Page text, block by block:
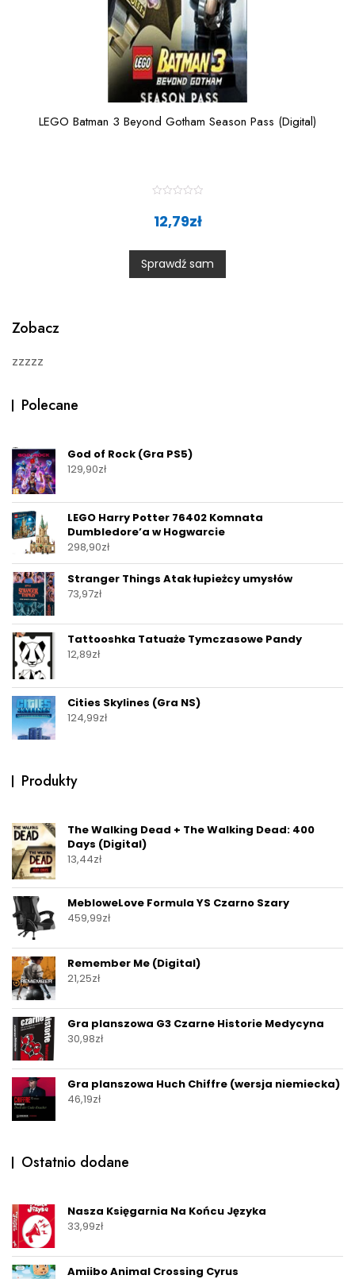
LEGO Batman 3 Beyond Gotham Season Pass (Digital)
0
o
u
t
12,79zł
Sprawdź sam
Zobacz
zzzzz
Polecane
God of Rock (Gra PS5)
129,90zł
LEGO Harry Potter 76402 Komnata
Dumbledore’a w Hogwarcie
298,90zł
Stranger Things Atak łupieżcy umysłów
73,97zł
Tattooshka Tatuaże Tymczasowe Pandy
12,89zł
Cities Skylines (Gra NS)
124,99zł
Produkty
The Walking Dead + The Walking Dead: 400
Days (Digital)
13,44zł
MebloweLove Formula YS Czarno Szary
459,99zł
Remember Me (Digital)
21,25zł
Gra planszowa G3 Czarne Historie Medycyna
30,98zł
Gra planszowa Huch Chiffre (wersja niemiecka)
46,19zł
Ostatnio dodane
Nasza Księgarnia Na Końcu Języka
33,99zł
Amiibo Animal Crossing Cyrus